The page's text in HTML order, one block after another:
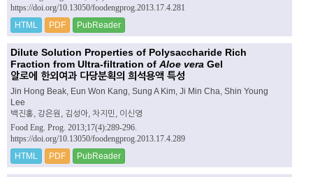
https://doi.org/10.13050/foodengprog.2013.17.4.281
HTML PDF PubReader
Dilute Solution Properties of Polysaccharide Rich
Fraction from Ultra-filtration of Aloe vera Gel
알로에 한외여과 다당분획의 희석용액 특성
Jin Hong Beak, Eun Won Kang, Sung A Kim, Ji Min Cha, Shin Young
Lee
백진홍, 강은원, 김성아, 차지민, 이신영
Food Eng. Prog. 2013;17(4):289-296.
https://doi.org/10.13050/foodengprog.2013.17.4.289
HTML PDF PubReader